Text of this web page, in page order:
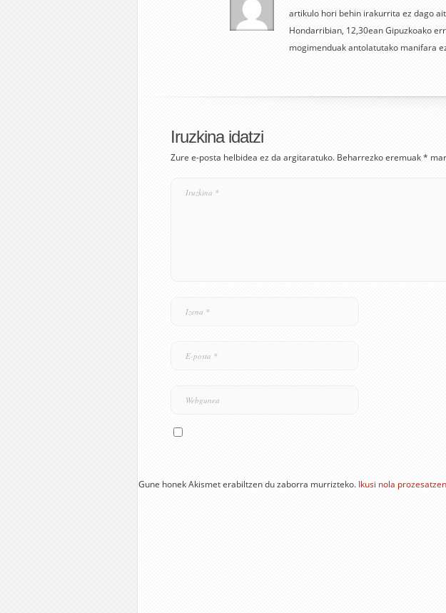
artikulo hori behin irakurrita ez dago
Hondarribian, 12,30ean Gipuzkoako
mogimenduak antolatutako manifara ez
Iruzkina idatzi
Zure e-posta helbidea ez da argitaratuko. Beharrezko eremuak*
Gune honek Akismet erabiltzen du zaborra murrizteko. Ikusi nola